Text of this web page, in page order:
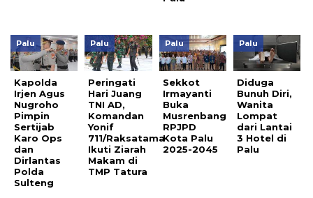
Palu
Kapolda
Irjen Agus
Nugroho
Pimpin
Sertijab
Karo Ops
dan
Dirlantas
Polda
Sulteng
Palu
Peringati
Hari Juang
TNI AD,
Komandan
Yonif
711/Raksatama
Ikuti Ziarah
Makam di
TMP Tatura
Palu
Sekkot
Irmayanti
Buka
Musrenbang
RPJPD
Kota Palu
2025-2045
Palu
Diduga
Bunuh Diri,
Wanita
Lompat
dari Lantai
3 Hotel di
Palu